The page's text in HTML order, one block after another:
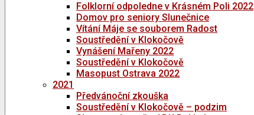
Folklorní odpoledne v Krásném Poli 2022
Domov pro seniory Slunečnice
Vítání Máje se souborem Radost
Soustředění v Klokočově
Vynášení Mařeny 2022
Soustředění v Klokočově
Masopust Ostrava 2022
2021
Předvánoční zkouška
Soustředění v Klokočově – podzim